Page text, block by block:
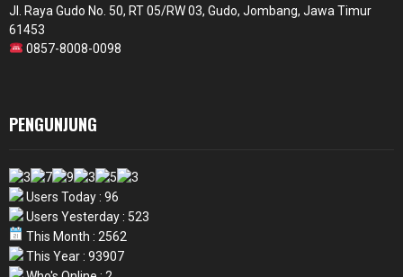
Jl. Raya Gudo No. 50, RT 05/RW 03, Gudo, Jombang, Jawa Timur
61453
0857-8008-0098
PENGUNJUNG
Users Today : 96
Users Yesterday : 523
This Month : 2562
This Year : 93907